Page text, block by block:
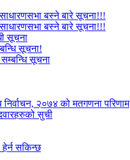
बस्ने बारे सूचना!!!
बस्ने बारे सूचना!!!
सूचना
सूचना!
सम्बन्धि सूचना
२०७४ को मतगणना परिणाम
सुची
सकिन्छ